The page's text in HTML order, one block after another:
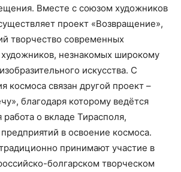
Вместе с союзом художников
проект «Возвращение»,
творчество современных
художников, незнакомых широкому
искусства. С
космоса связан другой проект –
благодаря которому ведётся
работа о вкладе Тирасполя,
в освоение космоса.
принимают участие в
болгарском творческом